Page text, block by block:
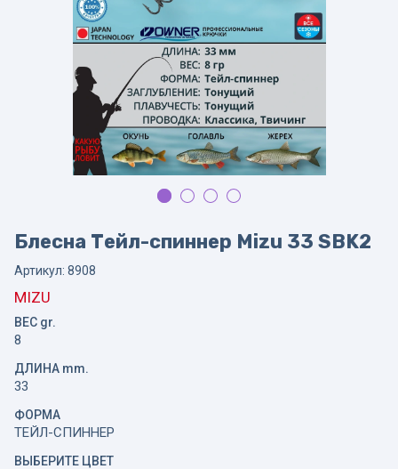
Блесна Тейл-спиннер Mizu 33 SBK2
Артикул: 8908
MIZU
ВЕС gr.
8
ДЛИНА mm.
33
ФОРМА
ТЕЙЛ-СПИННЕР
ВЫБЕРИТЕ ЦВЕТ